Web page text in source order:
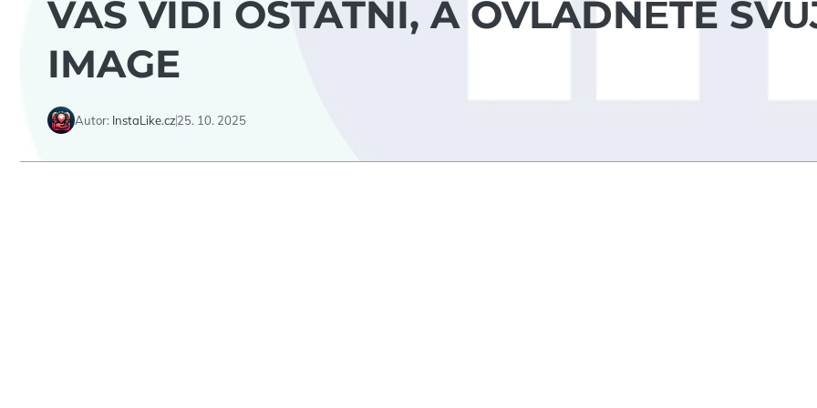
VÁS VIDÍ OSTATNÍ, A OVLÁDNĚTE
IMAGE
Autor: InstaLike.cz25. 10. 2025